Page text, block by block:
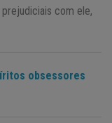
com ele,
obsessores